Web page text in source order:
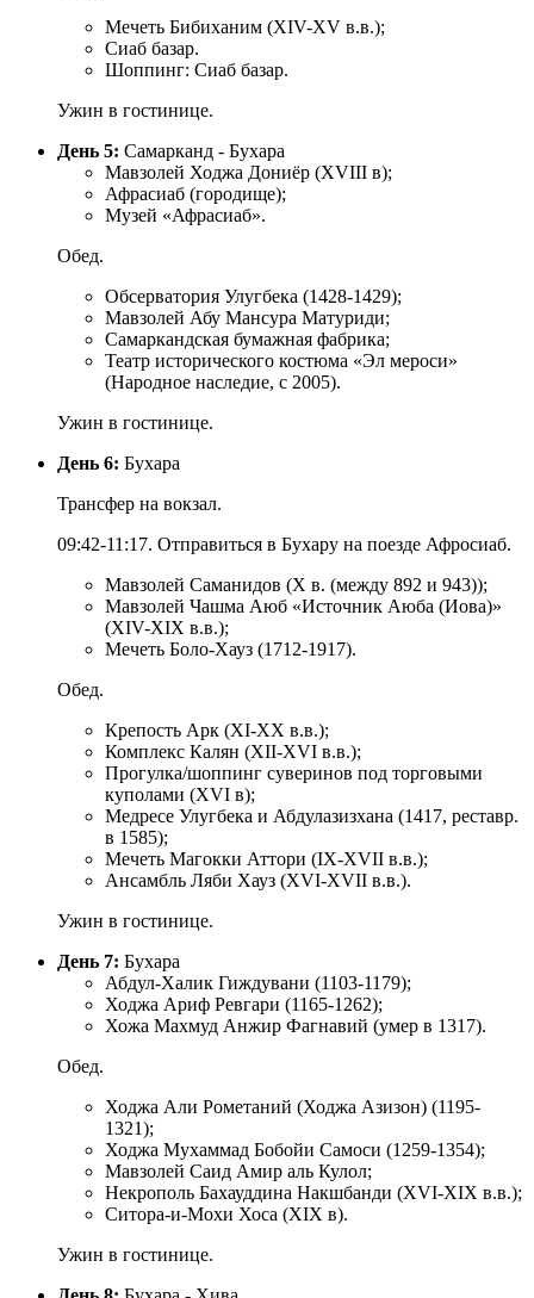
Мечеть Бибиханим (XIV-XV в.в.);
Сиаб базар.
Шоппинг: Сиаб базар.
Ужин в гостинице.
День 5: Самарканд - Бухара
Мавзолей Ходжа Дониёр (XVIII в);
Афрасиаб (городище);
Музей «Афрасиаб».
Обед.
Обсерватория Улугбека (1428-1429);
Мавзолей Абу Мансура Матуриди;
Самаркандская бумажная фабрика;
Театр исторического костюма «Эл мероси»
(Народное наследие, с 2005).
Ужин в гостинице.
День 6: Бухара
Трансфер на вокзал.
09:42-11:17. Отправиться в Бухару на поезде Афросиаб.
Мавзолей Саманидов (X в. (между 892 и 943));
Мавзолей Чашма Аюб «Источник Аюба (Иова)»
(XIV-XIX в.в.);
Мечеть Боло-Хауз (1712-1917).
Обед.
Крепость Арк (XI-XX в.в.);
Комплекс Калян (XII-XVI в.в.);
Прогулка/шоппинг суверинов под торговыми
куполами (XVI в);
Медресе Улугбека и Абдулазизхана (1417, реставр.
в 1585);
Мечеть Магокки Аттори (IX-XVII в.в.);
Ансамбль Ляби Хауз (XVI-XVII в.в.).
Ужин в гостинице.
День 7: Бухара
Абдул-Халик Гиждувани (1103-1179);
Ходжа Ариф Ревгари (1165-1262);
Хожа Махмуд Анжир Фагнавий (умер в 1317).
Обед.
Ходжа Али Рометаний (Ходжа Азизон) (1195-
1321);
Ходжа Мухаммад Бобойи Самоси (1259-1354);
Мавзолей Саид Амир аль Кулол;
Некрополь Бахауддина Накшбанди (XVI-XIX в.в.);
Ситора-и-Мохи Хоса (XIX в).
Ужин в гостинице.